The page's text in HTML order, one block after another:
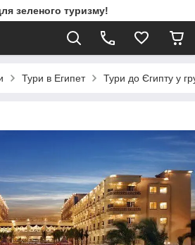
зеленого туризму!
Тури в Египет Тури до Єгипту у